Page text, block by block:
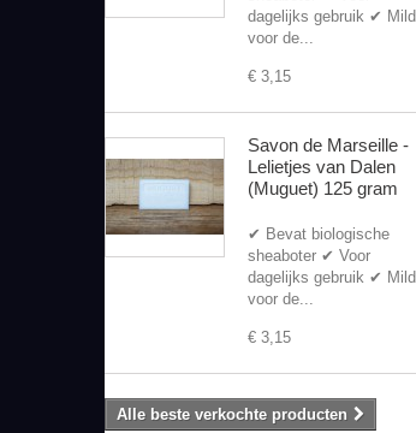
dagelijks gebruik ✔ Mild
voor de...
€ 3,15
Savon de Marseille -
Lelietjes van Dalen
(Muguet) 125 gram
✔ Bevat biologische
sheaboter ✔ Voor
dagelijks gebruik ✔ Mild
voor de...
€ 3,15
Alle beste verkochte producten